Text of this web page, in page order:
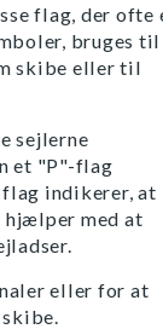
flag, der ofte
bruges til
skibe eller til
sejlerne
et "P"-flag
indikerer, at
hjælper med at
eller for at